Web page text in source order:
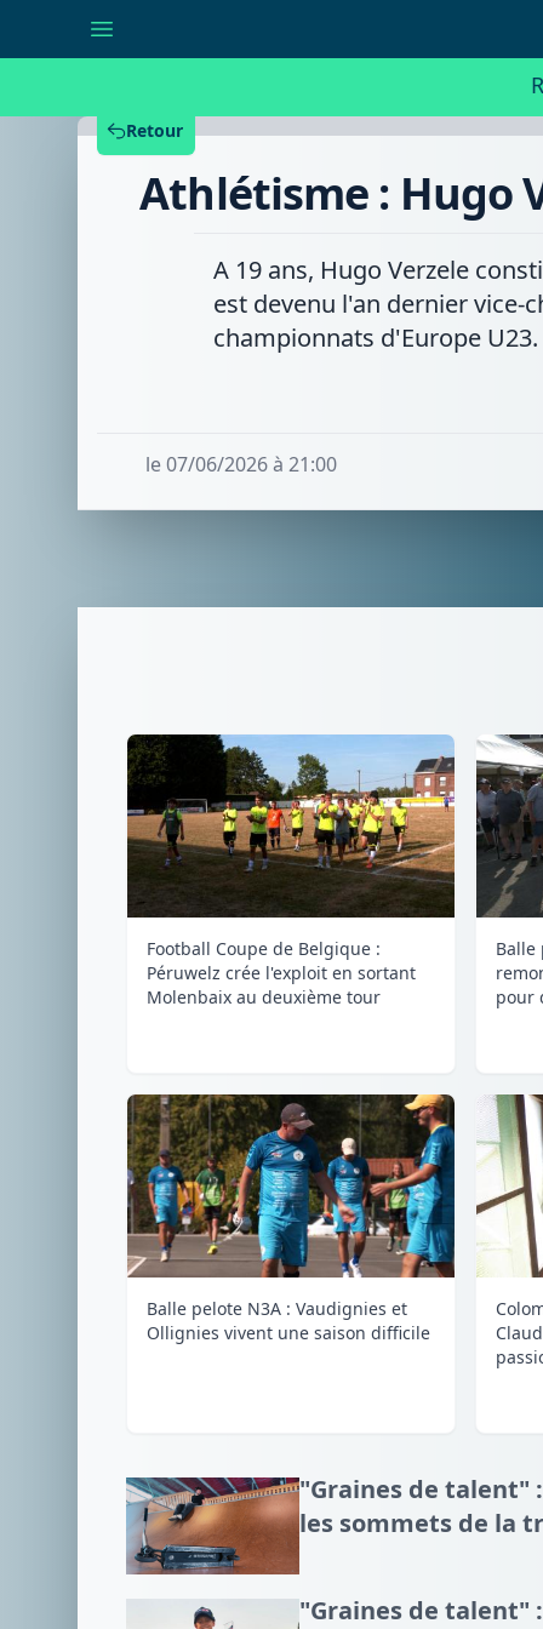
Retour
Athlétisme : Hugo
A 19 ans, Hugo Verzele
est devenu l'an dernier vice-
championnats d'Europe U23.
le 07/06/2026 à 21:00
Football Coupe de Belgique :
Péruwelz crée l'exploit en sortant
Molenbaix au deuxième tour
Balle
pour
Balle pelote N3A : Vaudignies et
Ollignies vivent une saison difficile
"Graines de talent"
les sommets de la
"Graines de talent"